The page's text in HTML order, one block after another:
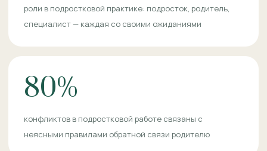
роли в подростковой практике: подросток, родитель,
специалист — каждая со своими ожиданиями
80%
конфликтов в подростковой работе связаны с
неясными правилами обратной связи родителю